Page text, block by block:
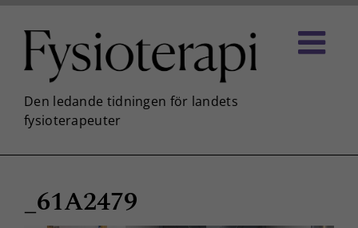
innehållet
_61A2479